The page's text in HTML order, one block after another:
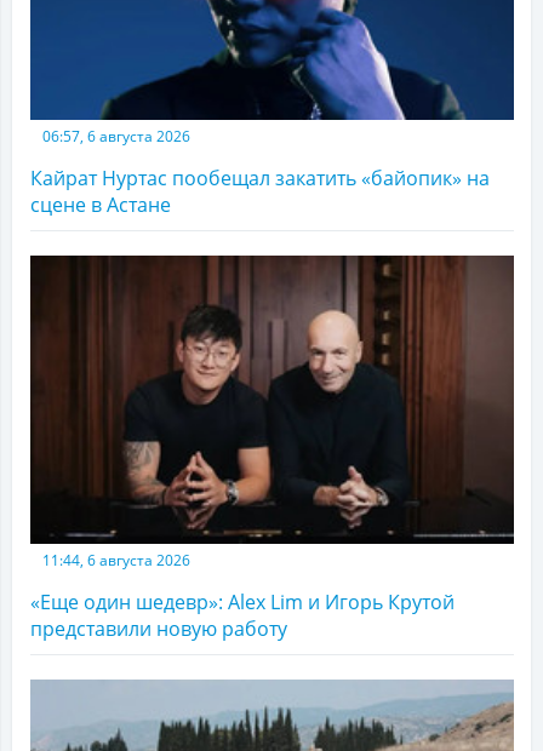
06:57, 6 августа 2026
Кайрат Нуртас пообещал закатить «байопик» на
сцене в Астане
11:44, 6 августа 2026
«Еще один шедевр»: Alex Lim и Игорь Крутой
представили новую работу